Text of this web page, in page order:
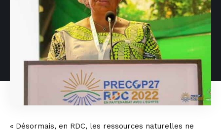
« Désormais, en RDC, les ressources naturelles ne